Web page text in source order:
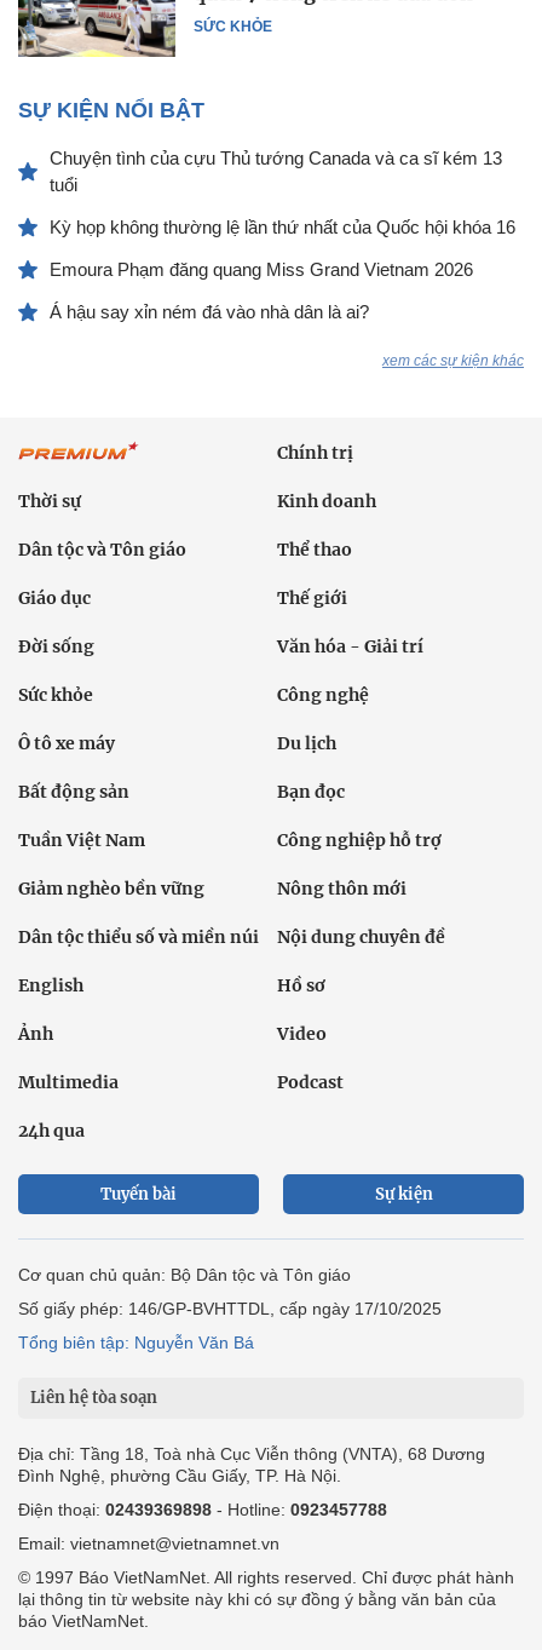
SỨC KHỎE
SỰ KIỆN NỔI BẬT
Chuyện tình của cựu Thủ tướng Canada và ca sĩ kém 13
tuổi
Kỳ họp không thường lệ lần thứ nhất của Quốc hội khóa 16
Emoura Phạm đăng quang Miss Grand Vietnam 2026
Á hậu say xỉn ném đá vào nhà dân là ai?
xem các sự kiện khác
Chính trị
Thời sự Kinh doanh
Dân tộc và Tôn giáo Thể thao
Giáo dục Thế giới
Đời sống Văn hóa - Giải trí
Sức khỏe Công nghệ
Ô tô xe máy Du lịch
Bất động sản Bạn đọc
Tuần Việt Nam Công nghiệp hỗ trợ
Giảm nghèo bền vững Nông thôn mới
Dân tộc thiểu số và miền núi Nội dung chuyên đề
English Hồ sơ
Ảnh Video
Multimedia Podcast
24h qua
Tuyến bài Sự kiện
Cơ quan chủ quản: Bộ Dân tộc và Tôn giáo
Số giấy phép: 146/GP-BVHTTDL, cấp ngày 17/10/2025
Tổng biên tập: Nguyễn Văn Bá
Liên hệ tòa soạn
Địa chỉ: Tầng 18, Toà nhà Cục Viễn thông (VNTA), 68 Dương
Đình Nghệ, phường Cầu Giấy, TP. Hà Nội.
Điện thoại: 02439369898 - Hotline: 0923457788
Email: vietnamnet@vietnamnet.vn
© 1997 Báo VietNamNet. All rights reserved. Chỉ được phát hành
lại thông tin từ website này khi có sự đồng ý bằng văn bản của
báo VietNamNet.